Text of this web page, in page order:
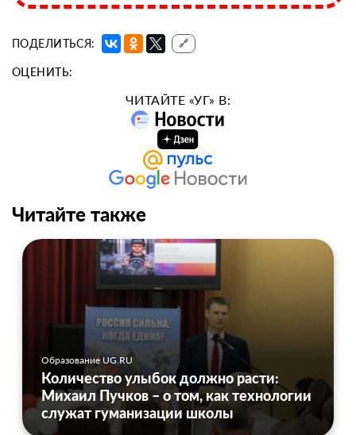
ПОДЕЛИТЬСЯ: 🔗
ОЦЕНИТЬ:
ЧИТАЙТЕ «УГ» В:
Читайте также
Образование UG.RU
Количество улыбок должно расти:
Михаил Пучков – о том, как технологии
служат гуманизации школы